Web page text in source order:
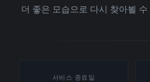
더 좋은 모습으로 다시 찾아뵐
서비스 종료일